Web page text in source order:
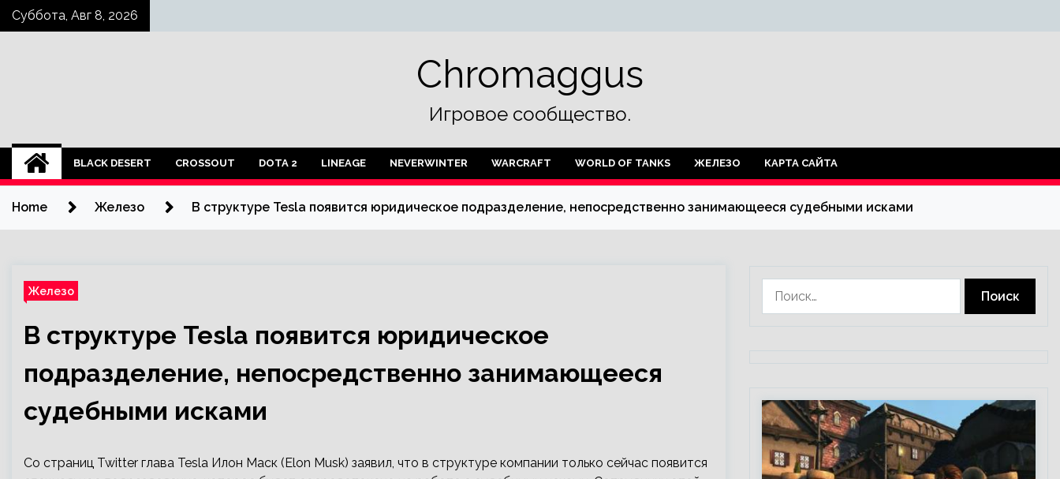
SkipСуббота, Авг 8, 2026
Chromaggus
Игровое сообщество.
BLACK DESERT CROSSOUT DOTA 2 LINEAGE NEVERWINTER WARCRAFT WORLD OF TANKS ЖЕЛЕЗО КАРТА САЙТА
Home Железо В структуре Tesla появится юридическое подразделение, непосредственно занимающееся судебными исками
Железо
В структуре Tesla появится юридическое
подразделение, непосредственно занимающееся
судебными исками
Со страниц Twitter глава Tesla Илон Маск (Elon Musk) заявил, что в структуре компании только сейчас появится